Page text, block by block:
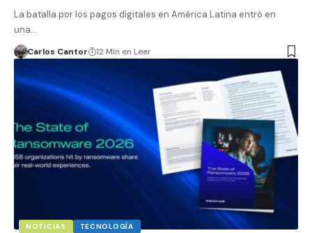
La batalla por los pagos digitales en América Latina entró en
una…
Carlos Cantor 12 Min en Leer
NOTICIAS TECNOLOGÍA